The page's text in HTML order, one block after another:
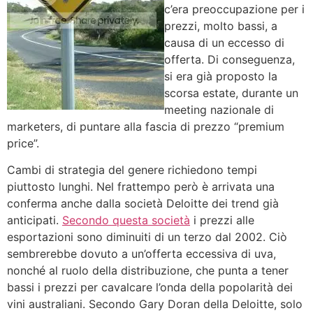
c’era preoccupazione per i
prezzi, molto bassi, a
causa di un eccesso di
offerta. Di conseguenza,
si era già proposto la
scorsa estate, durante un
meeting nazionale di
marketers, di puntare alla fascia di prezzo “premium
price”.
Cambi di strategia del genere richiedono tempi
piuttosto lunghi. Nel frattempo però è arrivata una
conferma anche dalla società Deloitte dei trend già
anticipati. Secondo questa società i prezzi alle
esportazioni sono diminuiti di un terzo dal 2002. Ciò
sembrerebbe dovuto a un’offerta eccessiva di uva,
nonché al ruolo della distribuzione, che punta a tener
bassi i prezzi per cavalcare l’onda della popolarità dei
vini australiani. Secondo Gary Doran della Deloitte, solo